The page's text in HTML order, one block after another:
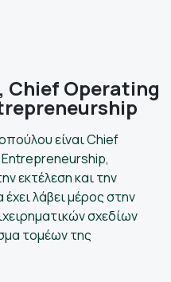
Chief Operating
είναι Chief
εκτέλεση και την
λάβει μέρος στην
σχεδίων
τομέων της